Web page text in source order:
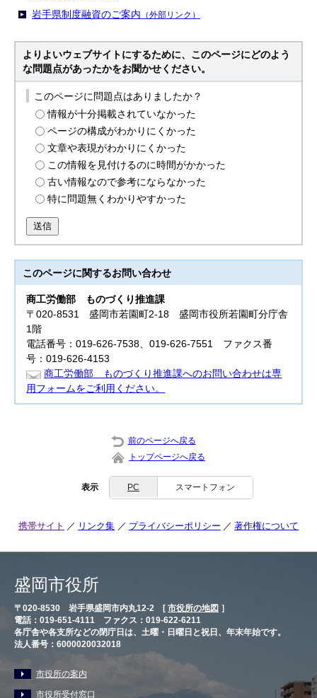
岩手県制度融資のご案内 （外部リンク）
よりよいウェブサイトにするために、このページにどのよう
な問題点があったかをお聞かせください。
このページに問題点はありましたか？
情報が十分掲載されていなかった
ページの構成がわかりにくかった
文章や表現がわかりにくかった
この情報を見付けるのに時間がかかった
古い情報なので参考にならなかった
特に問題無くわかりやすかった
送信
このページに関するお問い合わせ
商工労働部
ものづくり推進課
〒020-8531 盛岡市若園町2-18 盛岡市役所若園町分庁舎
1階
電話番号：019-626-7538、019-626-7551 ファクス番
号：019-626-4153
商工労働部 ものづくり推進課へのお問い合わせは専
用フォームをご利用ください。
前のページへ戻る
トップページへ戻る
表示 PC スマートフォン
携帯サイト リンク集 プライバシーポリシー 著作権について
盛岡市役所
〒020-8530 岩手県盛岡市内丸12-2 [ 市役所の地図 ］
電話：019-651-4111 ファクス：019-622-6211
各庁舎や各支所などの閉庁日は、土曜・日曜日と祝日、年末年始です。
法人番号：6000020032018
市役所の案内
市役所受付窓口